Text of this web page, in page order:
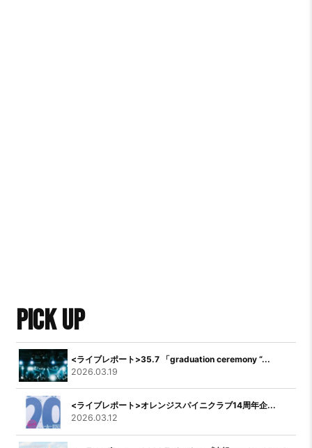
PICK UP
<ライブレポート>35.7 「graduation ceremony “...
2026.03.19
<ライブレポート>オレンジスパイニクラブ14周年企...
2026.03.12